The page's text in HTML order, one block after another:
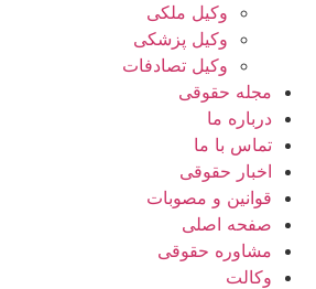
وکیل ملکی
وکیل پزشکی
وکیل تصادفات
مجله حقوقی
درباره ما
تماس با ما
اخبار حقوقی
قوانین و مصوبات
صفحه اصلی
مشاوره حقوقی
وکالت